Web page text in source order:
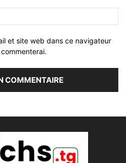
et site web dans ce navigateur